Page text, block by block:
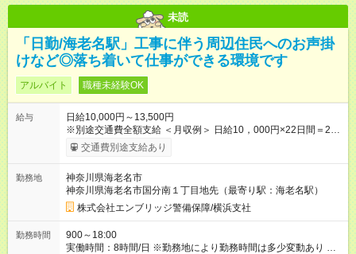
未読
「日勤/海老名駅」工事に伴う周辺住民へのお声掛
けなど◎落ち着いて仕事ができる環境です
アルバイト 職種未経験OK
給与
日給10,000円～13,500円
※別途交通費全額支給 ＜月収例＞ 日給10，000円×22日間＝22
万円 ◆スタートダッシュに 入社祝金最大200，000円を支給！
研修手当(法定研修20時間)：24，500円支給！ ◆昇給あり 資格
用の履歴を提出で、交通費全額支給！ 自動車通勤・バイク通勤
もOK ◆日当保証 たとえ仕事が1時間で終わっても 日当は全額お
支払いします！ 業者さんと協力し合って、早く仕事を終えるほ
ど、お得……！ ◆その他 資格応援手当・隊長手当等 アルバイ
トから社員雇用までのキャリアアップを楽しめるスキームをご
用意しております☆ 【試用期間】試用期間なし
交通費別途支給あり
勤務地
神奈川県海老名市
神奈川県海老名市国分南１丁目地先（最寄り駅：海老名駅）
株式会社エンブリッジ警備保障/横浜支社
勤務時間
900～18:00
実働時間：8時間/日 ※勤務地により勤務時間は多少変動あり ◆希